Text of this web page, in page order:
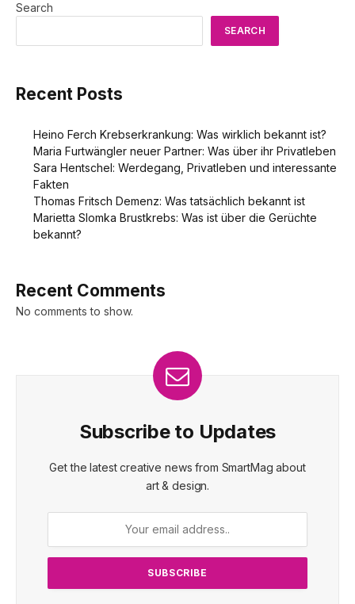
Search
SEARCH
Recent Posts
Heino Ferch Krebserkrankung: Was wirklich bekannt ist?
Maria Furtwängler neuer Partner: Was über ihr Privatleben
Sara Hentschel: Werdegang, Privatleben und interessante
Fakten
Thomas Fritsch Demenz: Was tatsächlich bekannt ist
Marietta Slomka Brustkrebs: Was ist über die Gerüchte
bekannt?
Recent Comments
No comments to show.
Subscribe to Updates
Get the latest creative news from SmartMag about
art & design.